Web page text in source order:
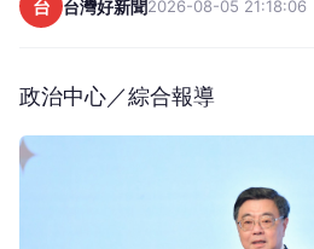
台 台灣好新聞2026-08-05 21:18:06
政治中心／綜合報導